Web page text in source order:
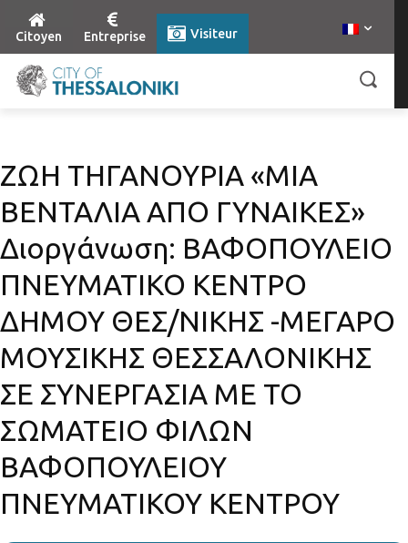
Citoyen Entreprise Visiteur
ΖΩΗ ΤΗΓΑΝΟΥΡΙΑ «ΜΙΑ
ΒΕΝΤΑΛΙΑ ΑΠΟ ΓΥΝΑΙΚΕΣ»
Διοργάνωση: ΒΑΦΟΠΟΥΛΕΙΟ
ΠΝΕΥΜΑΤΙΚΟ ΚΕΝΤΡΟ
ΔΗΜΟΥ ΘΕΣ/ΝΙΚΗΣ -ΜΕΓΑΡΟ
ΜΟΥΣΙΚΗΣ ΘΕΣΣΑΛΟΝΙΚΗΣ
ΣΕ ΣΥΝΕΡΓΑΣΙΑ ΜΕ ΤΟ
ΣΩΜΑΤΕΙΟ ΦΙΛΩΝ
ΒΑΦΟΠΟΥΛΕΙΟΥ
ΠΝΕΥΜΑΤΙΚΟΥ ΚΕΝΤΡΟΥ